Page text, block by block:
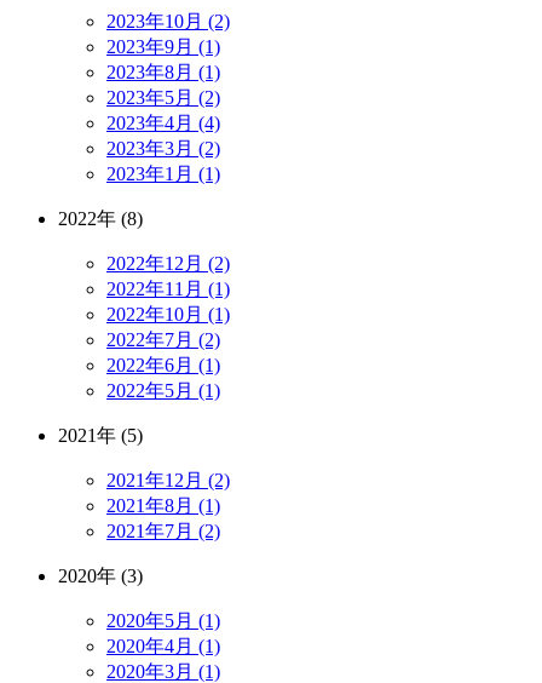
2023年10月 (2)
2023年9月 (1)
2023年8月 (1)
2023年5月 (2)
2023年4月 (4)
2023年3月 (2)
2023年1月 (1)
2022年 (8)
2022年12月 (2)
2022年11月 (1)
2022年10月 (1)
2022年7月 (2)
2022年6月 (1)
2022年5月 (1)
2021年 (5)
2021年12月 (2)
2021年8月 (1)
2021年7月 (2)
2020年 (3)
2020年5月 (1)
2020年4月 (1)
2020年3月 (1)